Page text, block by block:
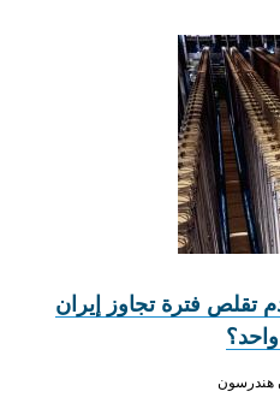
فترة تجاوز إيران
واحد؟
هندرسون